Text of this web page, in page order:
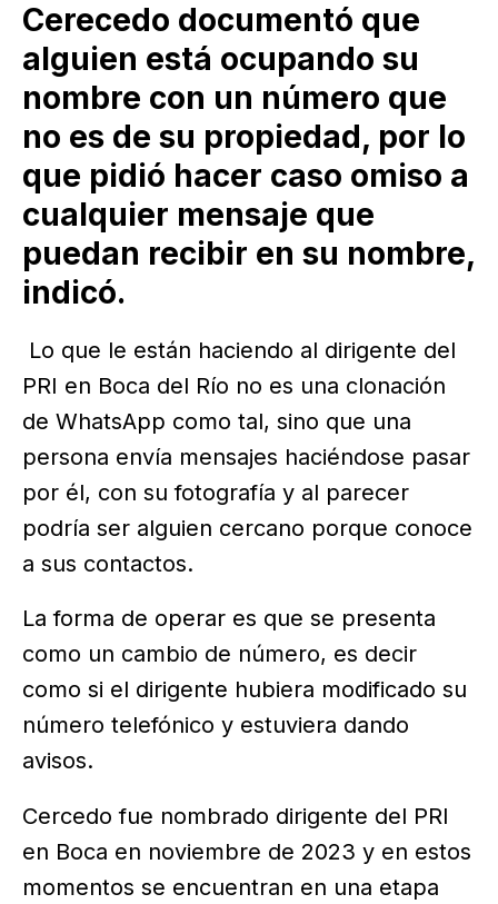
Cerecedo documentó que
alguien está ocupando su
nombre con un número que
no es de su propiedad, por lo
que pidió hacer caso omiso a
cualquier mensaje que
puedan recibir en su nombre,
indicó.
Lo que le están haciendo al dirigente del
PRI en Boca del Río no es una clonación
de WhatsApp como tal, sino que una
persona envía mensajes haciéndose pasar
por él, con su fotografía y al parecer
podría ser alguien cercano porque conoce
a sus contactos.
La forma de operar es que se presenta
como un cambio de número, es decir
como si el dirigente hubiera modificado su
número telefónico y estuviera dando
avisos.
Cercedo fue nombrado dirigente del PRI
en Boca en noviembre de 2023 y en estos
momentos se encuentran en una etapa